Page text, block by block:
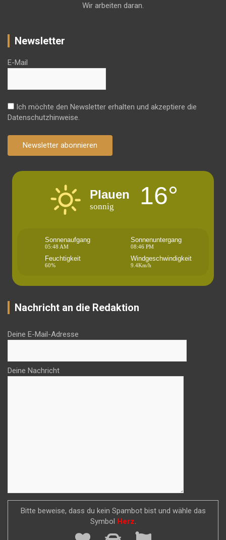
Wir arbeiten daran.
Newsletter
E-Mail
Ich möchte den Newsletter erhalten und akzeptiere die
Datenschutzhinweise.
Newsletter abonnieren
Plauen
sonnig 16°
Sonnenaufgang
05:48 AM
Sonnenuntergang
08:46 PM
Feuchtigkeit
60%
Windgeschwindigkeit
9.4Km/h
Nachricht an die Redaktion
Deine E-Mail-Adresse
Deine Nachricht
Bitte beweise, dass du kein Spambot bist und wähle das
Symbol Herz.